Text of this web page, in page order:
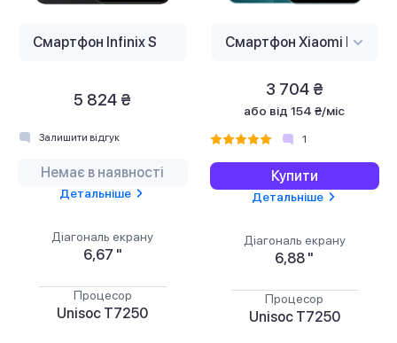
5 824 ₴
Залишити відгук
Немає в наявності
Детальніше
Діагональ екрану
6,67 "
Процесор
Unisoc T7250
3 704 ₴
або від 154 ₴/міс
1
Купити
Детальніше
Діагональ екрану
6,88 "
Процесор
Unisoc T7250